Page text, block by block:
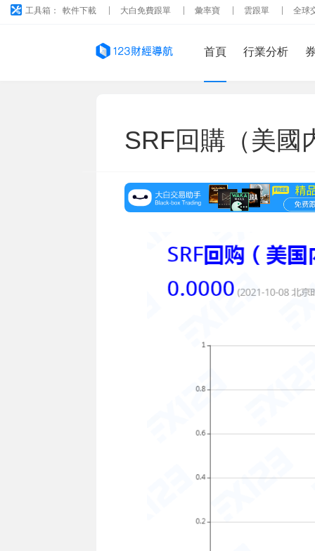
工具箱： 軟件下載 大白免費跟單 彙率寶 雲跟單 全球
首頁 行業分析
SRF回購（美國